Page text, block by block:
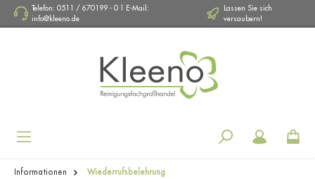
Telefon: 0511 / 670199 - 0 | E-Mail:
info@kleeno.de
Lassen Sie sich
versaubern!
Informationen Wiederrufsbelehrung